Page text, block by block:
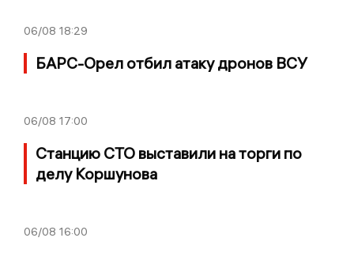
06/08 18:29
БАРС-Орел отбил атаку дронов ВСУ
06/08 17:00
Станцию СТО выставили на торги по
делу Коршунова
06/08 16:00